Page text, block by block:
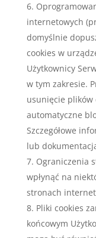
internetowych
domyślnie
cookies w
Użytkownicy
w tym zakresie.
usunięcie plików
automatyczne
Szczegółowe
lub
Ograniczenia
wpłynąć na
stronach
Pliki cookies
końcowym